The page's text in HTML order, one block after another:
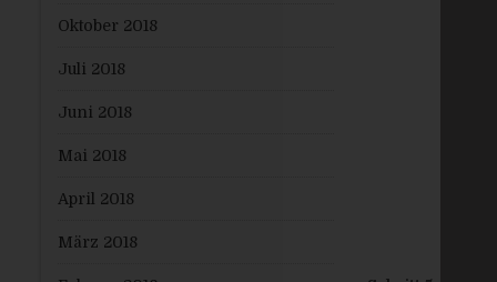
Oktober 2018
Juli 2018
Juni 2018
Mai 2018
April 2018
März 2018